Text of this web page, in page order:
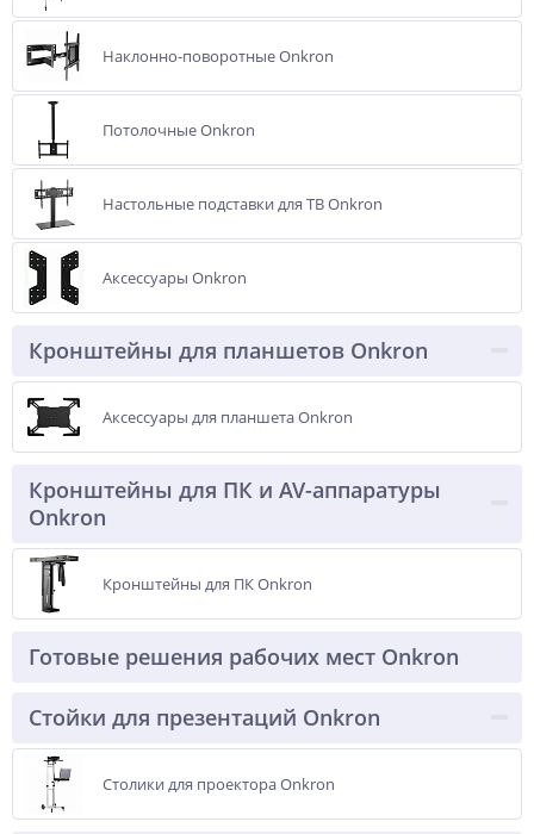
Наклонно-поворотные Onkron
Потолочные Onkron
Настольные подставки для ТВ Onkron
Аксессуары Onkron
Кронштейны для планшетов Onkron
Аксессуары для планшета Onkron
Кронштейны для ПК и AV-аппаратуры
Onkron
Кронштейны для ПК Onkron
Готовые решения рабочих мест Onkron
Стойки для презентаций Onkron
Столики для проектора Onkron